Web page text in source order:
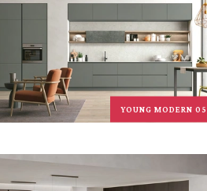
YOUNG MODERN 05